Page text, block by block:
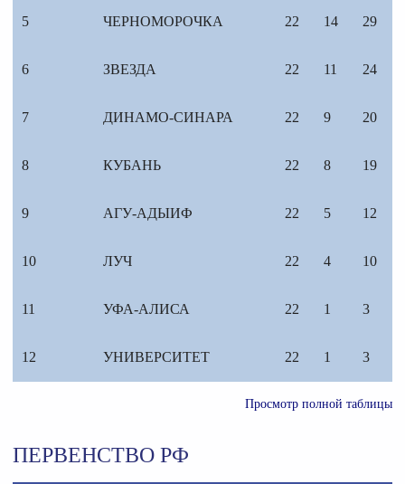
5 ЧЕРНОМОРОЧКА 22 14 29
6 ЗВЕЗДА 22 11 24
7 ДИНАМО-СИНАРА 22 9 20
8 КУБАНЬ 22 8 19
9 АГУ-АДЫИФ 22 5 12
10 ЛУЧ 22 4 10
11 УФА-АЛИСА 22 1 3
12 УНИВЕРСИТЕТ 22 1 3
Просмотр полной таблицы
ПЕРВЕНСТВО РФ